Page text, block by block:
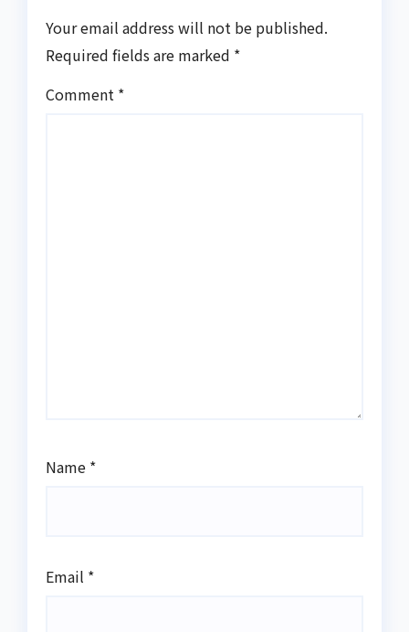
Your email address will not be published.
Required fields are marked *
Comment *
Name *
Email *